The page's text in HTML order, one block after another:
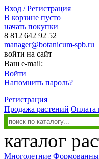
Вход / Регистрация
В корзине пусто
начать покупки
8 812 642 92 52
manager@botanicum-spb.ru
войти на сайт
Ваш e-mail:
Войти
Напомнить пароль?
Регистрация
Продажа растений Оплата
каталог
Многолетние